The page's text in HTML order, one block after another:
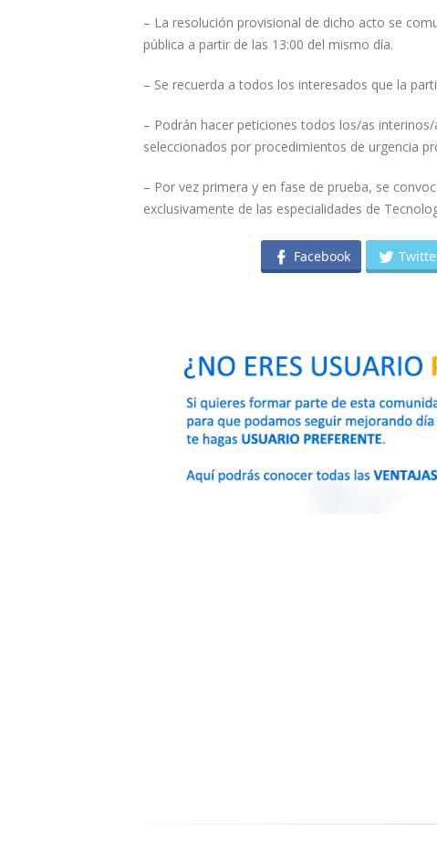
– La resolución provisional de dicho acto se
pública a partir de las 13:00 del mismo día.
– Se recuerda a todos los interesados que la
– Podrán hacer peticiones todos los/as
seleccionados por procedimientos de urgencia
– Por vez primera y en fase de prueba, se
exclusivamente de las especialidades de
Facebook